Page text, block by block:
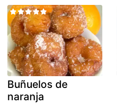
Buñuelos de
naranja